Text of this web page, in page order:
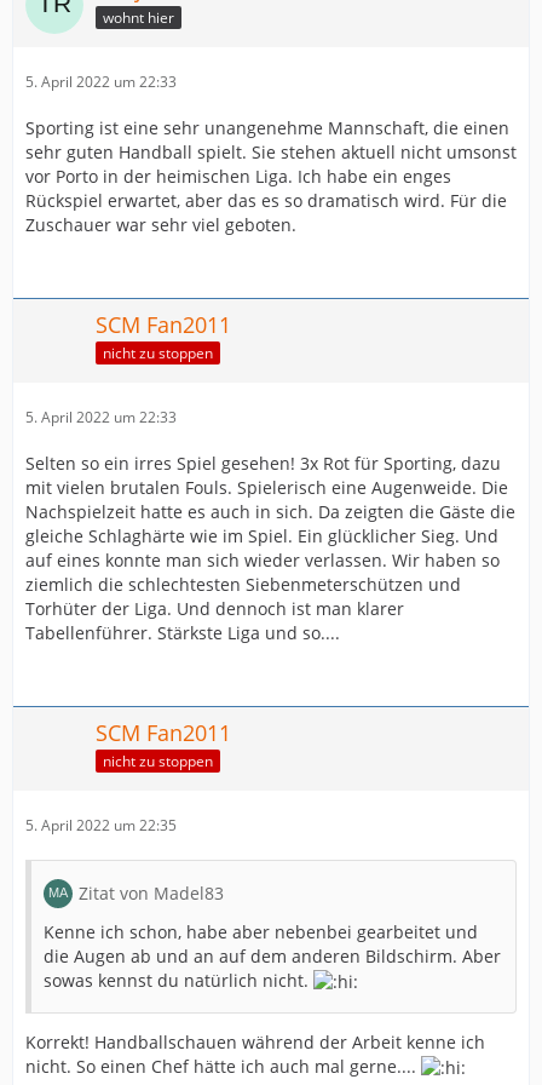
wohnt hier
5. April 2022 um 22:33
Sporting ist eine sehr unangenehme Mannschaft, die einen
sehr guten Handball spielt. Sie stehen aktuell nicht umsonst
vor Porto in der heimischen Liga. Ich habe ein enges
Rückspiel erwartet, aber das es so dramatisch wird. Für die
Zuschauer war sehr viel geboten.
SCM Fan2011
nicht zu stoppen
5. April 2022 um 22:33
Selten so ein irres Spiel gesehen! 3x Rot für Sporting, dazu
mit vielen brutalen Fouls. Spielerisch eine Augenweide. Die
Nachspielzeit hatte es auch in sich. Da zeigten die Gäste die
gleiche Schlaghärte wie im Spiel. Ein glücklicher Sieg. Und
auf eines konnte man sich wieder verlassen. Wir haben so
ziemlich die schlechtesten Siebenmeterschützen und
Torhüter der Liga. Und dennoch ist man klarer
Tabellenführer. Stärkste Liga und so....
SCM Fan2011
nicht zu stoppen
5. April 2022 um 22:35
Zitat von Madel83
Kenne ich schon, habe aber nebenbei gearbeitet und
die Augen ab und an auf dem anderen Bildschirm. Aber
sowas kennst du natürlich nicht.
Korrekt! Handballschauen während der Arbeit kenne ich
nicht. So einen Chef hätte ich auch mal gerne....